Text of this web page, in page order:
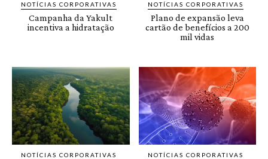
NOTÍCIAS CORPORATIVAS
Campanha da Yakult
incentiva a hidratação
NOTÍCIAS CORPORATIVAS
Plano de expansão leva
cartão de benefícios a 200
mil vidas
NOTÍCIAS CORPORATIVAS NOTÍCIAS CORPORATIVAS